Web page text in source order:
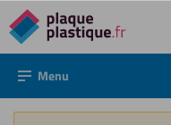
Directement
au
contenu
Menu